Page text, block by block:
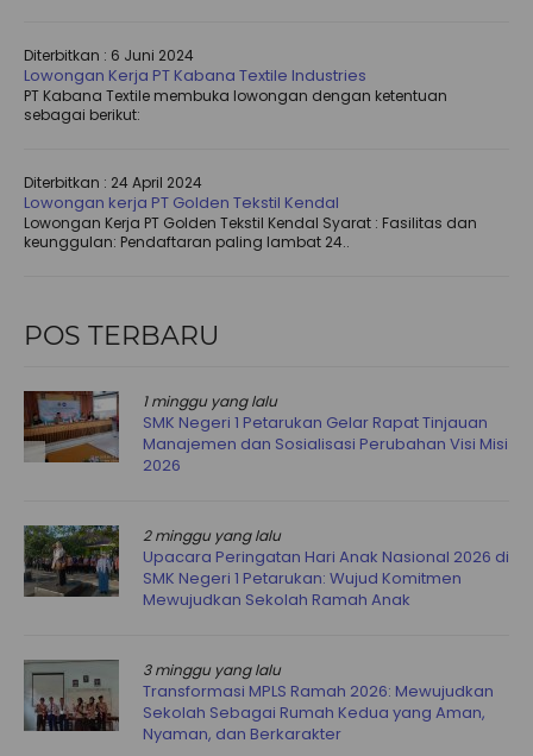
Diterbitkan : 6 Juni 2024
Lowongan Kerja PT Kabana Textile Industries
PT Kabana Textile membuka lowongan dengan ketentuan
sebagai berikut:
Diterbitkan : 24 April 2024
Lowongan kerja PT Golden Tekstil Kendal
Lowongan Kerja PT Golden Tekstil Kendal Syarat : Fasilitas dan
keunggulan: Pendaftaran paling lambat 24..
POS TERBARU
1 minggu yang lalu
SMK Negeri 1 Petarukan Gelar Rapat Tinjauan
Manajemen dan Sosialisasi Perubahan Visi Misi
2026
2 minggu yang lalu
Upacara Peringatan Hari Anak Nasional 2026 di
SMK Negeri 1 Petarukan: Wujud Komitmen
Mewujudkan Sekolah Ramah Anak
3 minggu yang lalu
Transformasi MPLS Ramah 2026: Mewujudkan
Sekolah Sebagai Rumah Kedua yang Aman,
Nyaman, dan Berkarakter